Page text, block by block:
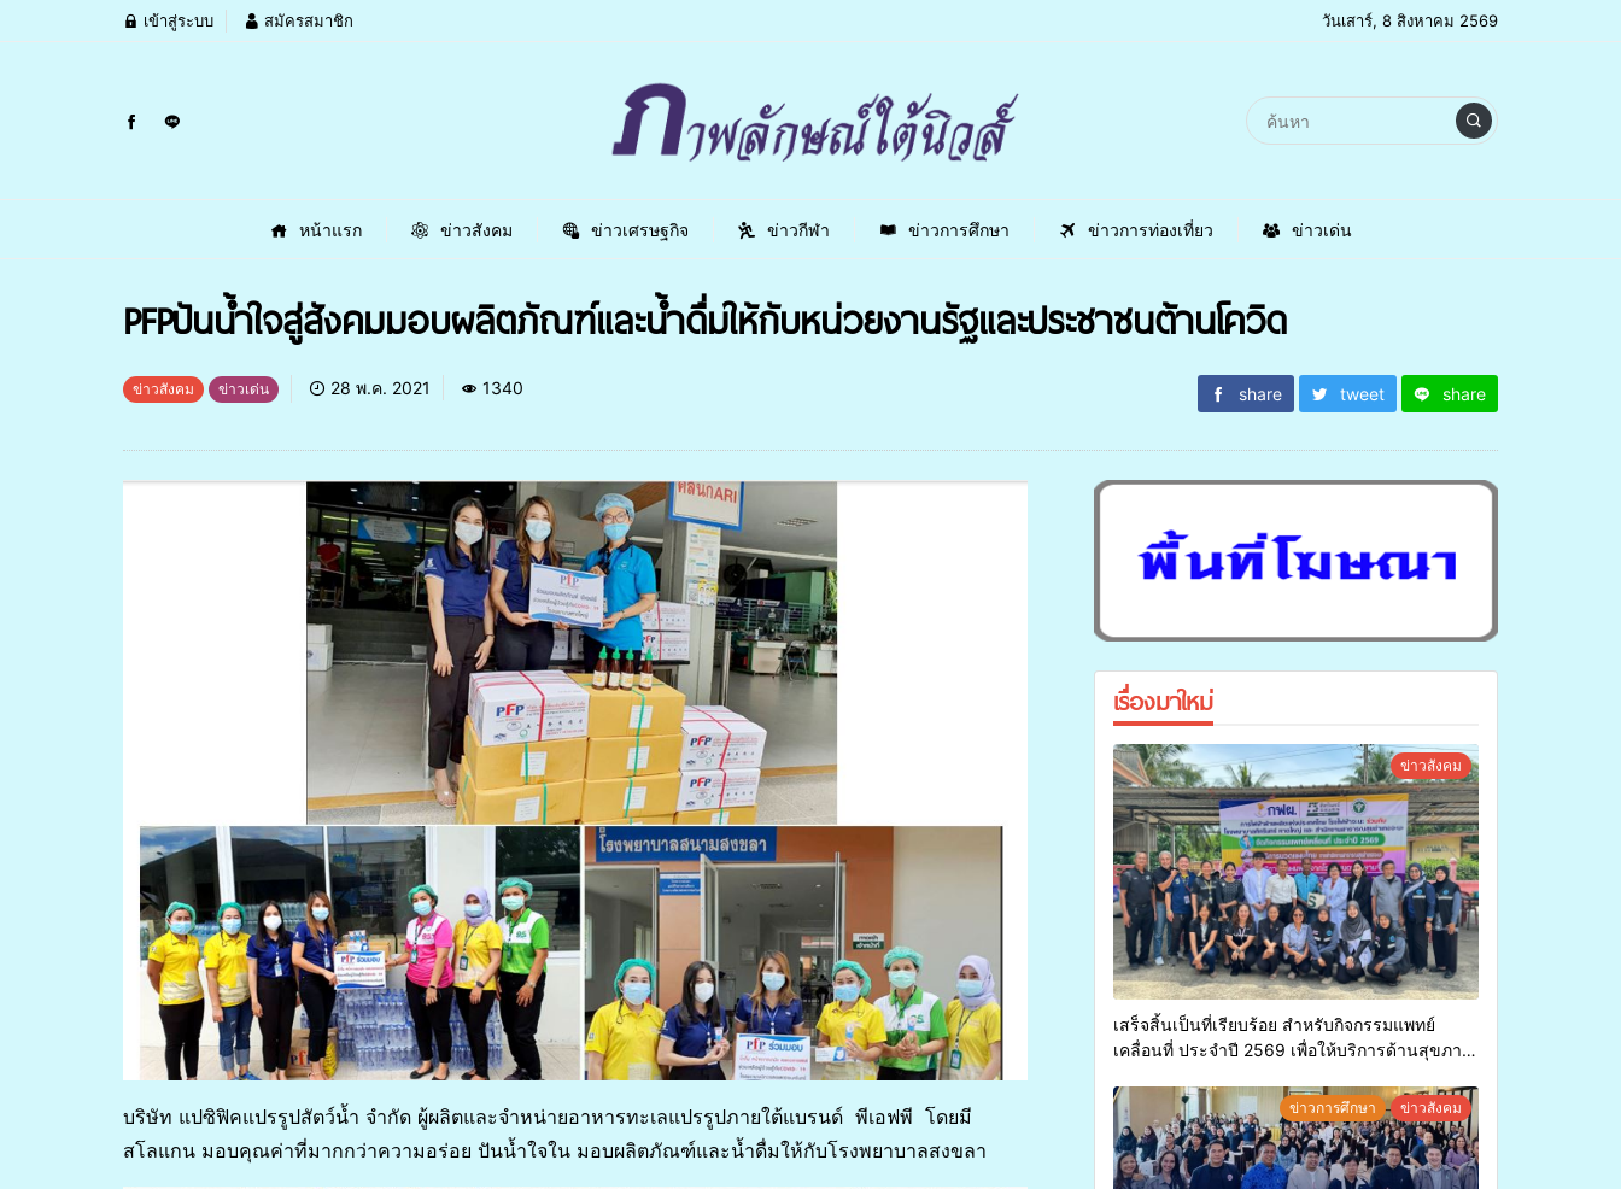
เข้าสู่ระบบ สมัครสมาชิก วันเสาร์, 8 สิงหาคม 2569
หน้าแรก ข่าวสังคม ข่าวเศรษฐกิจ ข่าวกีฬา ข่าวการศึกษา ข่าวการท่องเที่ยว ข่าวเด่น
PFPปันน้ำใจสู่สังคมมอบผลิตภัณฑ์และน้ำดื่มให้กับหน่วยงานรัฐและประชาชนต้านโควิด
ข่าวสังคม ข่าวเด่น 28 พ.ค. 2021 1340 share tweet share
บริษัท แปซิฟิคแปรรูปสัตว์น้ำ จำกัด ผู้ผลิตและจำหน่ายอาหารทะเลแปรรูปภายใต้แบรนด์ พีเอฟพี โดยมี
สโลแกน มอบคุณค่าที่มากกว่าความอร่อย ปันน้ำใจใน มอบผลิตภัณฑ์และน้ำดื่มให้กับโรงพยาบาลสงขลา
เรื่องมาใหม่
ข่าวสังคม
เสร็จสิ้นเป็นที่เรียบร้อย สำหรับกิจกรรมแพทย์
เคลื่อนที่ ประจำปี 2569 เพื่อให้บริการด้านสุขภาพ
ข่าวการศึกษา ข่าวสังคม